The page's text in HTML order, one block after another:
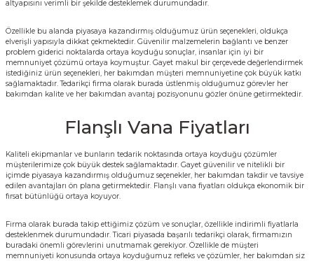
altyapısını verimli bir şekilde desteklemek durumundadır.
Özellikle bu alanda piyasaya kazandırmış olduğumuz ürün seçenekleri, oldukça
elverişli yapısıyla dikkat çekmektedir. Güvenilir malzemelerin bağlantı ve benzer
problem giderici noktalarda ortaya koyduğu sonuçlar, insanlar için iyi bir
memnuniyet çözümü ortaya koymuştur. Gayet makul bir çerçevede değerlendirmek
istediğiniz ürün seçenekleri, her bakımdan müşteri memnuniyetine çok büyük katkı
sağlamaktadır. Tedarikçi firma olarak burada üstlenmiş olduğumuz görevler her
bakımdan kalite ve her bakımdan avantaj pozisyonunu gözler önüne getirmektedir.
Flanşlı Vana Fiyatları
Kaliteli ekipmanlar ve bunların tedarik noktasında ortaya koyduğu çözümler
müşterilerimize çok büyük destek sağlamaktadır. Gayet güvenilir ve nitelikli bir
içimde piyasaya kazandırmış olduğumuz seçenekler, her bakımdan takdir ve tavsiye
edilen avantajları ön plana getirmektedir. Flanşlı vana fiyatları oldukça ekonomik bir
fırsat bütünlüğü ortaya koyuyor.
Firma olarak burada takip ettiğimiz çözüm ve sonuçlar, özellikle indirimli fiyatlarla
desteklenmek durumundadır. Ticari piyasada başarılı tedarikçi olarak, firmamızın
buradaki önemli görevlerini unutmamak gerekiyor. Özellikle de müşteri
memnuniyeti konusunda ortaya koyduğumuz refleks ve çözümler, her bakımdan siz